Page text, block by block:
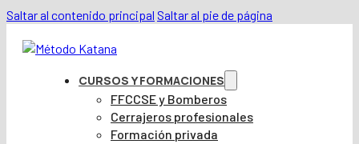
Saltar al contenido principal Saltar al pie de página
CURSOS Y FORMACIONES
FFCCSE y Bomberos
Cerrajeros profesionales
Formación privada